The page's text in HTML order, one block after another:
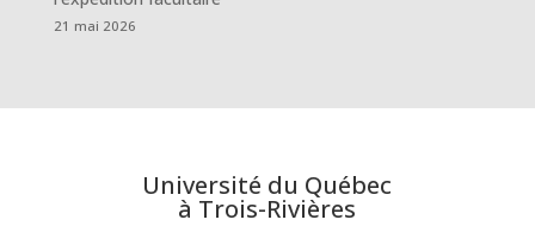
21 mai 2026
Université du Québec
à Trois-Rivières